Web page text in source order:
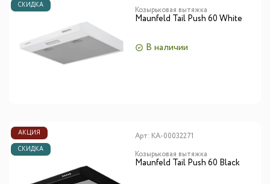
СКИДКА
Козырьковая вытяжка
Maunfeld Tail Push 60 White
В наличии
АКЦИЯ
СКИДКА
Арт: КА-00032271
Козырьковая вытяжка
Maunfeld Tail Push 60 Black